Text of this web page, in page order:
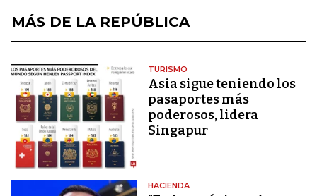
MÁS DE LA REPÚBLICA
TURISMO
Asia sigue teniendo los
pasaportes más
poderosos, lidera
Singapur
HACIENDA